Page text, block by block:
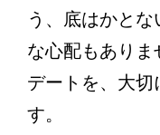
う、底はかと
な心配もあり
デートを、大切
す。